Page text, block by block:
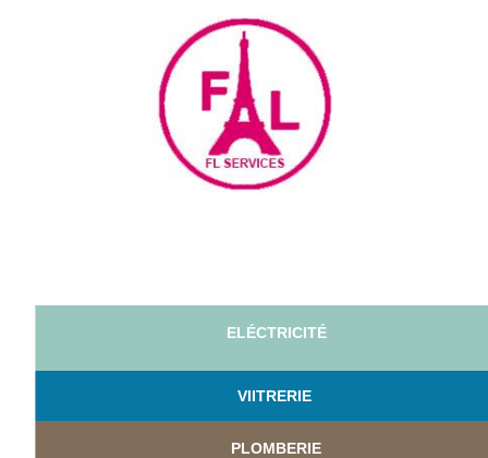
ELÉCTRICITÉ
VIITRERIE
PLOMBERIE